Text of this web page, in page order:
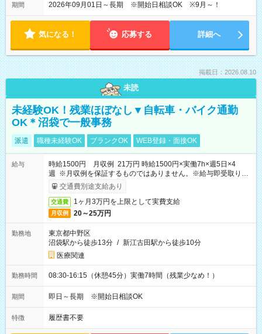
期間 2026年09月01日～長期 ※開始日相談OK ※9月～！
気になる！ 応募する 詳細へ
掲載日：2026.08.10
未読
未経験OK！残業ほぼなし▼自転車・バイク通勤
OK＊沼袋で一般事務
派遣 職種未経験OK ブランクOK WEB登録・面接OK
給与
時給1500円 月収例 21万円 時給1500円×実働7h×週5日×4
週 ※月収例を保証するものではありません。※給与即受取りサ
ービス利用可（利用条件有）
交通費別途支給あり
交通費 1ヶ月3万円を上限として実費支給
月収例 20～25万円
勤務地
東京都中野区
沼袋駅から徒歩13分 / 新江古田駅から徒歩10分
医療関連
勤務時間 08:30-16:15（休憩45分）実働7時間（残業少なめ！）
期間 即日～長期 ※開始日相談OK
特徴 履歴書不要